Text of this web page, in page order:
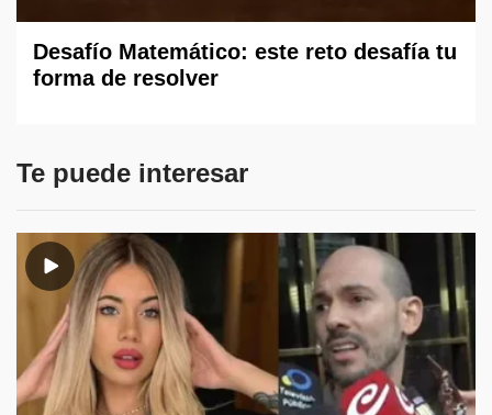
Desafío Matemático: este reto desafía tu
forma de resolver
Te puede interesar